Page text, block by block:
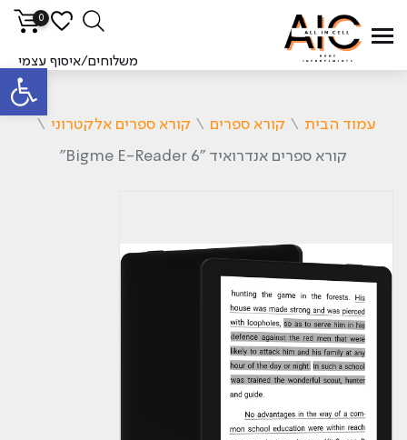
פתח
0
משלוחים/איסוף עצמי
עמוד הבית \ קורא ספרים \ קורא ספרים אלקטרוני \
קורא ספרים אנדרואיד "Bigme E-Reader 6"